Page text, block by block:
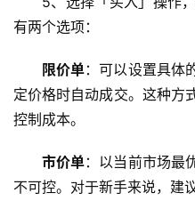
有两个选项：
限价单：可以设置具体
定价格时自动成交。这种方
控制成本。
市价单：以当前市场最
不可控。对于新手来说，建